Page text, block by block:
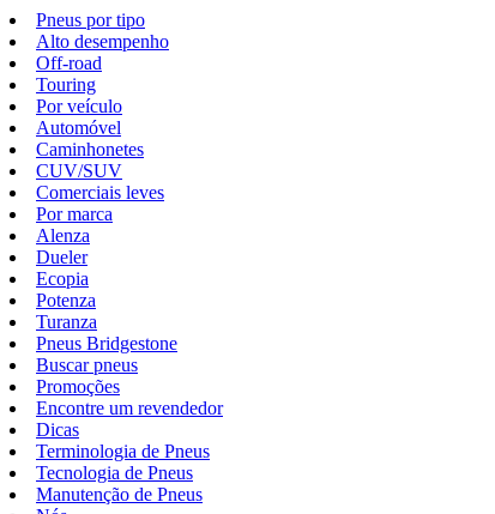
Pneus por tipo
Alto desempenho
Off-road
Touring
Por veículo
Automóvel
Caminhonetes
CUV/SUV
Comerciais leves
Por marca
Alenza
Dueler
Ecopia
Potenza
Turanza
Pneus Bridgestone
Buscar pneus
Promoções
Encontre um revendedor
Dicas
Terminologia de Pneus
Tecnologia de Pneus
Manutenção de Pneus